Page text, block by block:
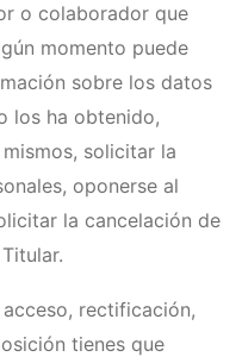
o colaborador que
momento puede
sobre los datos
los ha obtenido,
solicitar la
oponerse al
la cancelación de
rectificación,
tienes que